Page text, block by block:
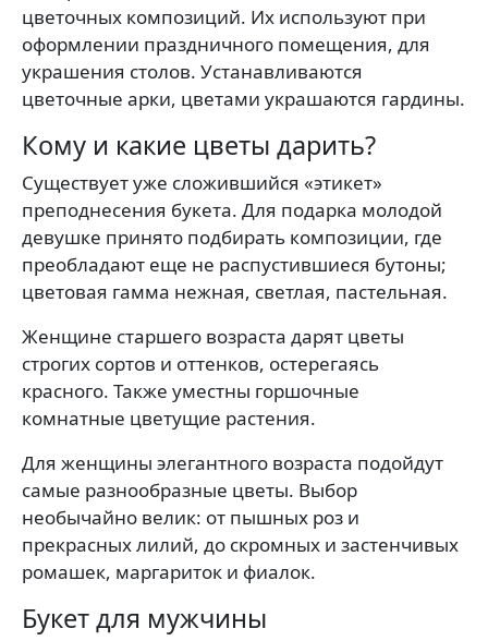
цветочных композиций. Их используют при
оформлении праздничного помещения, для
украшения столов. Устанавливаются
цветочные арки, цветами украшаются гардины.
Кому и какие цветы дарить?
Существует уже сложившийся «этикет»
преподнесения букета. Для подарка молодой
девушке принято подбирать композиции, где
преобладают еще не распустившиеся бутоны;
цветовая гамма нежная, светлая, пастельная.
Женщине старшего возраста дарят цветы
строгих сортов и оттенков, остерегаясь
красного. Также уместны горшочные
комнатные цветущие растения.
Для женщины элегантного возраста подойдут
самые разнообразные цветы. Выбор
необычайно велик: от пышных роз и
прекрасных лилий, до скромных и застенчивых
ромашек, маргариток и фиалок.
Букет для мужчины